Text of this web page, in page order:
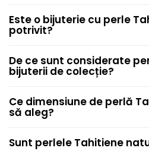
Este o bijuterie cu perle
potrivit?
De ce sunt considerate
bijuterii de colecție?
Ce dimensiune de perlă
să aleg?
Sunt perlele Tahitiene